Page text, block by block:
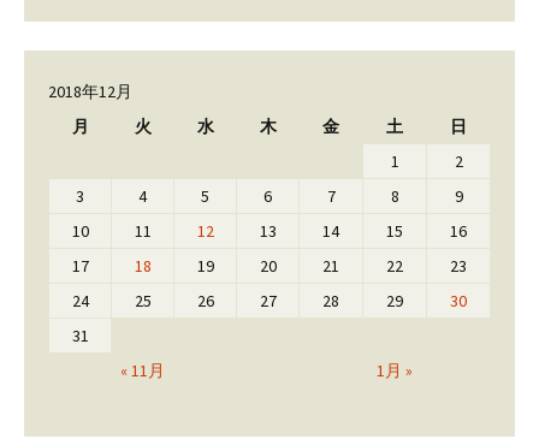
2018年12月
月
火 水 木 金 土 日
« 11月 1月 »
1
2
3
4 5 6 7 8
9
10
11 12 13 14 15
16
17
18 19 20 21 22
23
24
25 26 27 28 29
30
31